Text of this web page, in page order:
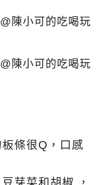
條很Q，口感
芽菜和胡椒 ，